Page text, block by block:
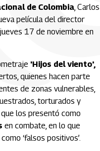
de Colombia, Carlos
película del director
17 de noviembre en
'Hijos del viento',
quienes hacen parte
de zonas vulnerables,
torturados y
los presentó como
en combate, en lo que
‘falsos positivos’.